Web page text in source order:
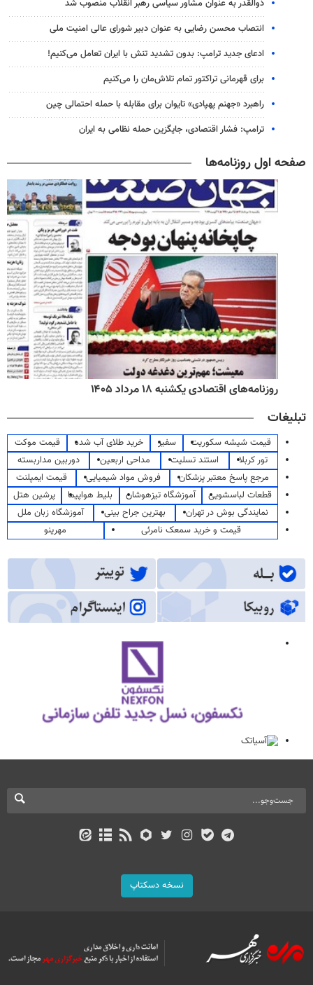
ذوالقدر به عنوان مشاور سیاسی رهبر انقلاب منصوب شد
انتصاب محسن رضایی به عنوان دبیر شورای عالی امنیت ملی
ادعای جدید ترامپ: بدون تشدید تنش با ایران تعامل می‌کنیم!
برای قهرمانی تراکتور تمام تلاش‌مان را می‌کنیم
راهبرد «جهنم پهپادی» تایوان برای مقابله با حمله احتمالی چین
ترامپ: فشار اقتصادی، جایگزین حمله نظامی به ایران
صفحه اول روزنامه‌ها
روزنامه‌های اقتصادی یکشنبه ۱۸ مرداد ۱۴۰۵
تبلیغات
قیمت شیشه سکوریت سفیر خرید طلای آب شده
قیمت موکت
تور کربلا
استند تسلیت مداحی اربعین
دوربین مداربسته
مرجع پاسخ معتبر پزشکان
فروش مواد شیمیایی
قیمت ایمپلنت
قطعات لباسشویی
آموزشگاه تیزهوشان بلیط هواپیما
پرشین هتل
نمایندگی بوش در تهران
بهترین جراح بینی
آموزشگاه زبان ملل
قیمت و خرید سمعک نامرئی
مهرینو
نسخه دسکتاپ